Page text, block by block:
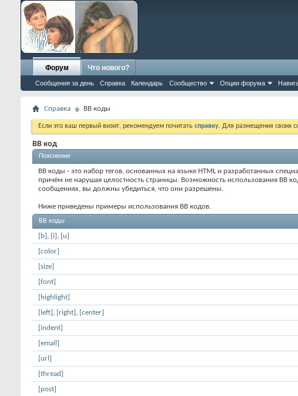
Форум
Сообщения за день Справка Календарь Сообщество Опции форума
Что нового?
Справка BB коды
Если это ваш первый визит, рекомендуем почитать справку. Для размещения своих
BB код
Пояснение
BB коды - это набор тегов, основанных на языке HTML и разработанных
причём не нарушая целостность страницы. Возможность использования BB
сообщениях, вы должны убедиться, что они разрешены.
Ниже приведены примеры использования BB кодов.
BB коды
[b] , [i] , [u]
[color]
[size]
[font]
[highlight]
[left] , [right] , [center]
[indent]
[email]
[url]
[thread]
[post]